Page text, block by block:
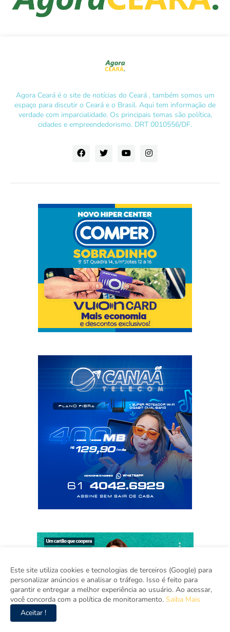
Agora Ceará é o site de notícias do Ceará , também somos um
espaço para discutir o Ceará e o Brasil. Aqui tem informação de
verdade com imparcialidade. Os principais temas são política,
cidades e empreendedorismo. DRT 0010556/DF.
Este site utiliza cookies e tecnologias de terceiros (Google) para
personalizar anúncios e analisar o tráfego. Isso é feito para
garantir e entregar a melhor experiência ao usuário. Ao acessar,
você concorda com a política de monitoramento. Saiba Mais
Aceitar !